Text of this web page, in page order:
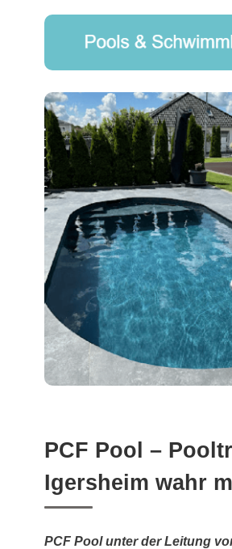
PCF Pool –
Igersheim wahr
PCF Pool unter der Leitung